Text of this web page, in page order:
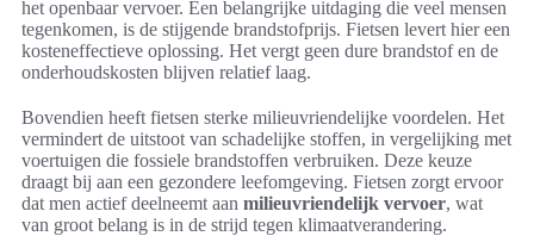
het openbaar vervoer. Een belangrijke uitdaging die veel mensen
tegenkomen, is de stijgende brandstofprijs. Fietsen levert hier een
kosteneffectieve oplossing. Het vergt geen dure brandstof en de
onderhoudskosten blijven relatief laag.
Bovendien heeft fietsen sterke milieuvriendelijke voordelen. Het
vermindert de uitstoot van schadelijke stoffen, in vergelijking met
voertuigen die fossiele brandstoffen verbruiken. Deze keuze
draagt bij aan een gezondere leefomgeving. Fietsen zorgt ervoor
dat men actief deelneemt aan milieuvriendelijk vervoer, wat
van groot belang is in de strijd tegen klimaatverandering.